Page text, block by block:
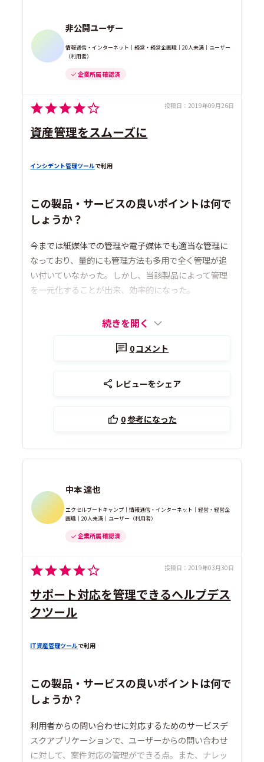
非公開ユーザー
情報通信・インターネット｜経営・経営企画職｜20人未満｜ユーザー
（利用者）
企業所属 確認済
投稿日： 2019年09月26日
資産管理をスムーズに
インシデント管理ツールで利用
この製品・サービスの良いポイントは何で
しょうか？
今までは紙媒体での管理や電子媒体でも適当な管理に
なっており、量的にも管理方法も多用で全く管理が追
い付いていなかった。しかし、当該製品によって管理
を一元化することが出来、効率的になった。
続きを開く
0コメント
レビューをシェア
0参考になった
中本 達也
エクセルブートキャンプ｜情報通信・インターネット｜経営・経営企
画職｜20人未満｜ユーザー（利用者）
企業所属 確認済
投稿日： 2019年03月30日
サポート対応を管理できるヘルプデス
クツール
IT資産管理ツールで利用
この製品・サービスの良いポイントは何で
しょうか？
利用者からの問い合わせに対応するためのサービスデ
スクアプリケーションで、ユーザーからの問い合わせ
に対して、案件対応の管理ができる点。また、ナレッ